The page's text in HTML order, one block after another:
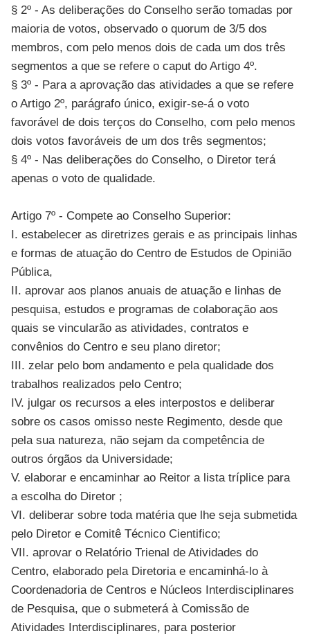
§ 2º - As deliberações do Conselho serão tomadas por
maioria de votos, observado o quorum de 3/5 dos
membros, com pelo menos dois de cada um dos três
segmentos a que se refere o caput do Artigo 4º.
§ 3º - Para a aprovação das atividades a que se refere
o Artigo 2º, parágrafo único, exigir-se-á o voto
favorável de dois terços do Conselho, com pelo menos
dois votos favoráveis de um dos três segmentos;
§ 4º - Nas deliberações do Conselho, o Diretor terá
apenas o voto de qualidade.
Artigo 7º - Compete ao Conselho Superior:
I. estabelecer as diretrizes gerais e as principais linhas
e formas de atuação do Centro de Estudos de Opinião
Pública,
II. aprovar aos planos anuais de atuação e linhas de
pesquisa, estudos e programas de colaboração aos
quais se vincularão as atividades, contratos e
convênios do Centro e seu plano diretor;
III. zelar pelo bom andamento e pela qualidade dos
trabalhos realizados pelo Centro;
IV. julgar os recursos a eles interpostos e deliberar
sobre os casos omisso neste Regimento, desde que
pela sua natureza, não sejam da competência de
outros órgãos da Universidade;
V. elaborar e encaminhar ao Reitor a lista tríplice para
a escolha do Diretor ;
VI. deliberar sobre toda matéria que lhe seja submetida
pelo Diretor e Comitê Técnico Cientifico;
VII. aprovar o Relatório Trienal de Atividades do
Centro, elaborado pela Diretoria e encaminhá-lo à
Coordenadoria de Centros e Núcleos Interdisciplinares
de Pesquisa, que o submeterá à Comissão de
Atividades Interdisciplinares, para posterior